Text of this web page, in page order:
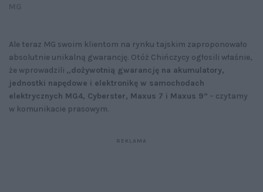
Ale teraz MG swoim klientom na rynku tajskim zaproponowało
absolutnie unikalną gwarancję. Otóż Chińczycy ogłosili właśnie,
że wprowadzili „dożywotnią gwarancję na akumulatory,
jednostki napędowe i elektronikę w samochodach
elektrycznych MG4, Cyberster, Maxus 7 i Maxus 9” – czytamy
w komunikacie prasowym.